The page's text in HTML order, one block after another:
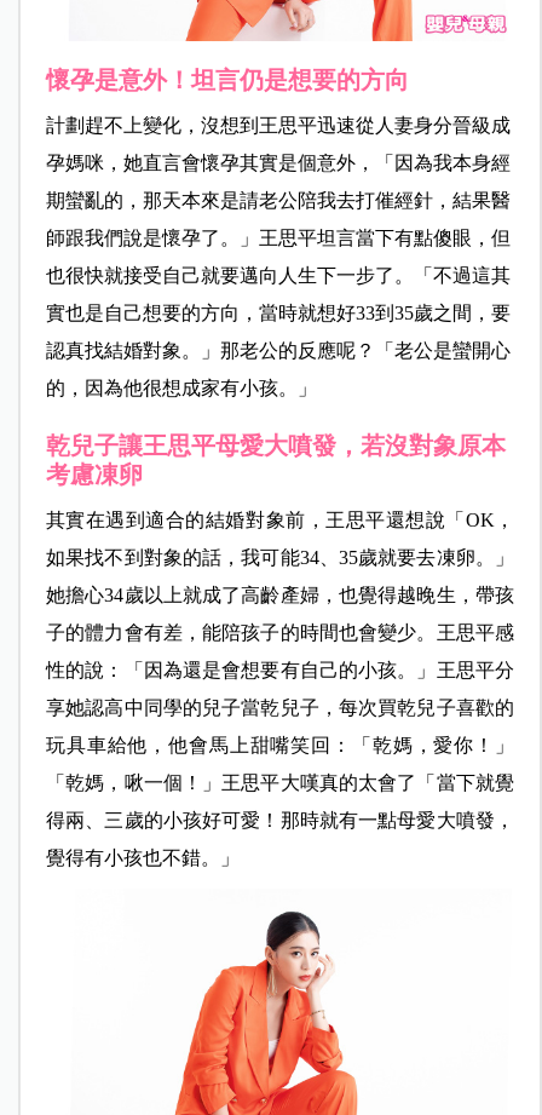
懷孕是意外！坦言仍是想要的方向
計劃趕不上變化，沒想到王思平迅速從人妻身分晉級成
孕媽咪，她直言會懷孕其實是個意外，「因為我本身經
期蠻亂的，那天本來是請老公陪我去打催經針，結果醫
師跟我們說是懷孕了。」王思平坦言當下有點傻眼，但
也很快就接受自己就要邁向人生下一步了。「不過這其
實也是自己想要的方向，當時就想好33到35歲之間，要
認真找結婚對象。」那老公的反應呢？「老公是蠻開心
的，因為他很想成家有小孩。」
乾兒子讓王思平母愛大噴發，若沒對象原本
考慮凍卵
其實在遇到適合的結婚對象前，王思平還想說「OK，
如果找不到對象的話，我可能34、35歲就要去凍卵。」
她擔心34歲以上就成了高齡產婦，也覺得越晚生，帶孩
子的體力會有差，能陪孩子的時間也會變少。王思平感
性的說：「因為還是會想要有自己的小孩。」王思平分
享她認高中同學的兒子當乾兒子，每次買乾兒子喜歡的
玩具車給他，他會馬上甜嘴笑回：「乾媽，愛你！」
「乾媽，啾一個！」王思平大嘆真的太會了「當下就覺
得兩、三歲的小孩好可愛！那時就有一點母愛大噴發，
覺得有小孩也不錯。」